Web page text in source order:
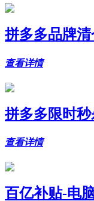
拼多多品牌清
查看详情
拼多多限时秒
查看详情
百亿补贴-电